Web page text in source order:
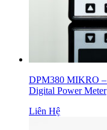
DPM380 MIKRO
Digital Power Meter
Liên Hệ